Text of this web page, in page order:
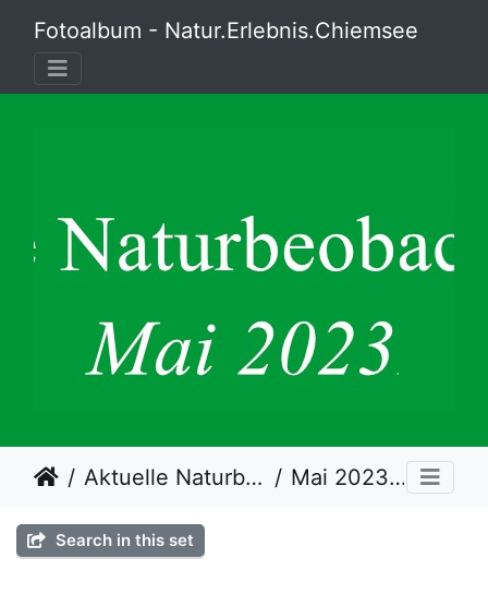
Fotoalbum - Natur.Erlebnis.Chiemsee
Aktuelle Naturbeobachtungen Mai 2023 20
Search in this set